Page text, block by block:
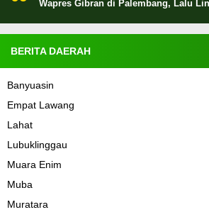
Wapres Gibran di Palembang, Lalu
BERITA DAERAH
Banyuasin
Empat Lawang
Lahat
Lubuklinggau
Muara Enim
Muba
Muratara